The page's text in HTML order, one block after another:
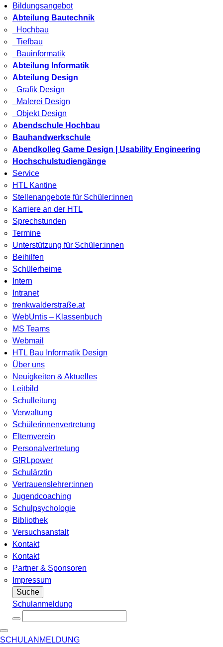
Bildungsangebot
Abteilung Bautechnik
Hochbau
Tiefbau
Bauinformatik
Abteilung Informatik
Abteilung Design
Grafik Design
Malerei Design
Objekt Design
Abendschule Hochbau
Bauhandwerkschule
Abendkolleg Game Design | Usability Engineering
Hochschulstudiengänge
Service
HTL Kantine
Stellenangebote für Schüler:innen
Karriere an der HTL
Sprechstunden
Termine
Unterstützung für Schüler:innen
Beihilfen
Schülerheime
Intern
Intranet
trenkwalderstraße.at
WebUntis – Klassenbuch
MS Teams
Webmail
HTL Bau Informatik Design
Über uns
Neuigkeiten & Aktuelles
Leitbild
Schulleitung
Verwaltung
Schülerinnenvertretung
Elternverein
Personalvertretung
G!RLpower
Schulärztin
Vertrauenslehrer:innen
Jugendcoaching
Schulpsychologie
Bibliothek
Versuchsanstalt
Kontakt
Kontakt
Partner & Sponsoren
Impressum
Suche
Schulanmeldung
SCHULANMELDUNG